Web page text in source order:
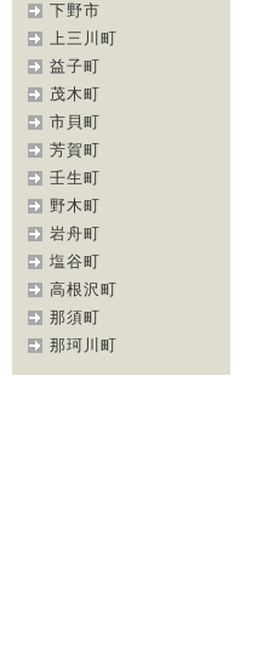
下野市
上三川町
益子町
茂木町
市貝町
芳賀町
壬生町
野木町
岩舟町
塩谷町
高根沢町
那須町
那珂川町